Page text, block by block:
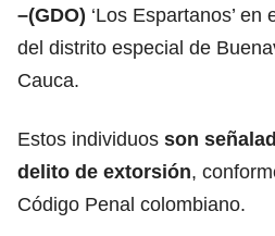
–(GDO) ‘Los Espartanos’
del distrito especial de
Cauca.
Estos individuos son
delito de extorsión,
Código Penal colombiano.